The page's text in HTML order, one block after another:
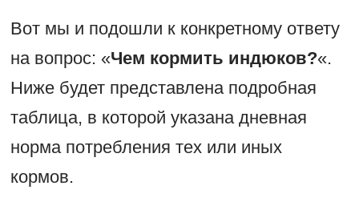
Вот мы и подошли к конкретному ответу
на вопрос: «Чем кормить индюков?«.
Ниже будет представлена подробная
таблица, в которой указана дневная
норма потребления тех или иных
кормов.